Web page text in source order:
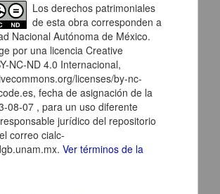
viaje intermitente de un mural de Pablo
de las Mercedes - Centro de Investigaciones
y el Caribe, UNAM
Los derechos patrimoniales
de esta obra corresponden a
Nacional Autónoma de México.
por una licencia Creative
NC-ND 4.0 Internacional,
licenses/by-nc-
fecha de asignación de la
08-07 , para un uso diferente
jurídico del repositorio
correo cialc-
Ver términos de la